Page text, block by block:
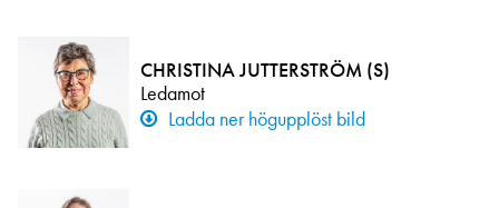
CHRISTINA JUTTERSTRÖM (S)
Ledamot
Ladda ner högupplöst bild